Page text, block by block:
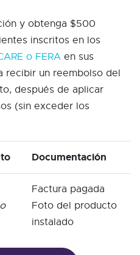
y obtenga $500
inscritos en los
o FERA en sus
recibir un reembolso del
después de aplicar
(sin exceder los
Documentación
Factura pagada
Foto del producto
instalado